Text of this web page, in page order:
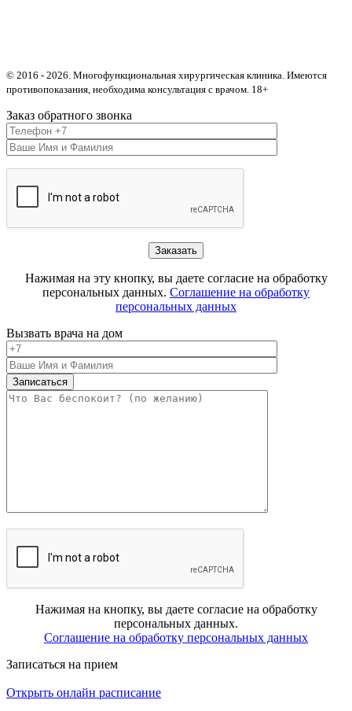
© 2016 - 2026. Многофункциональная хирургическая клиника. Имеются
противопоказания, необходима консультация с врачом. 18+
Заказ обратного звонка
Нажимая на эту кнопку, вы даете согласие на обработку
персональных данных. Соглашение на обработку
персональных данных
Вызвать врача на дом
Нажимая на кнопку, вы даете согласие на обработку
персональных данных.
Соглашение на обработку персональных данных
Записаться на прием
Открыть онлайн расписание